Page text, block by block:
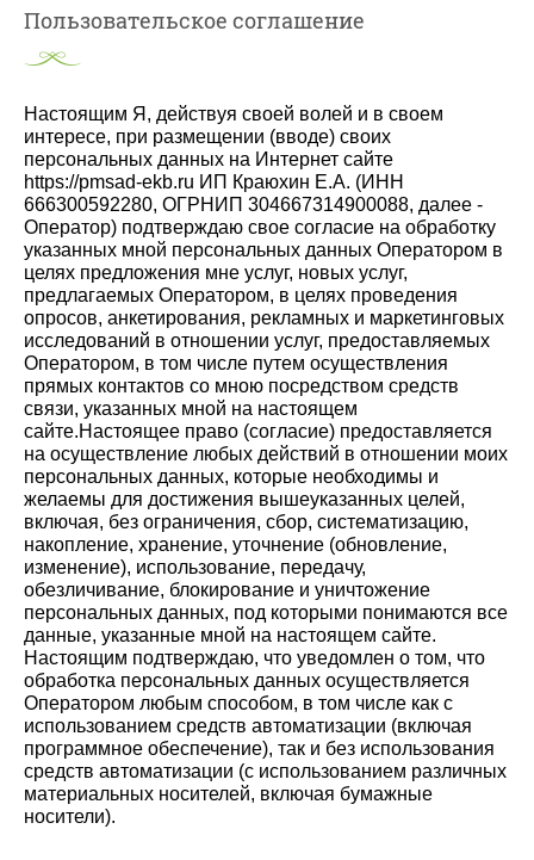
Пользовательское соглашение
Настоящим Я, действуя своей волей и в своем
интересе, при размещении (вводе) своих
персональных данных на Интернет сайте
https://pmsad-ekb.ru ИП Краюхин Е.А. (ИНН
666300592280, ОГРНИП 304667314900088, далее -
Оператор) подтверждаю свое согласие на обработку
указанных мной персональных данных Оператором в
целях предложения мне услуг, новых услуг,
предлагаемых Оператором, в целях проведения
опросов, анкетирования, рекламных и маркетинговых
исследований в отношении услуг, предоставляемых
Оператором, в том числе путем осуществления
прямых контактов со мною посредством средств
связи, указанных мной на настоящем
сайте.Настоящее право (согласие) предоставляется
на осуществление любых действий в отношении моих
персональных данных, которые необходимы и
желаемы для достижения вышеуказанных целей,
включая, без ограничения, сбор, систематизацию,
накопление, хранение, уточнение (обновление,
изменение), использование, передачу,
обезличивание, блокирование и уничтожение
персональных данных, под которыми понимаются все
данные, указанные мной на настоящем сайте.
Настоящим подтверждаю, что уведомлен о том, что
обработка персональных данных осуществляется
Оператором любым способом, в том числе как с
использованием средств автоматизации (включая
программное обеспечение), так и без использования
средств автоматизации (с использованием различных
материальных носителей, включая бумажные
носители).